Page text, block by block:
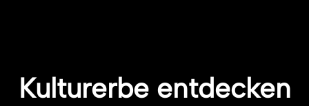
Kulturerbe entdecken